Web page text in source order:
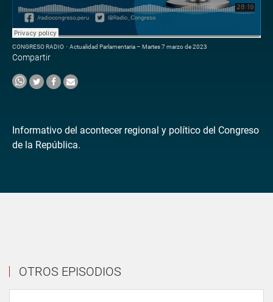
CONGRESO RADIO · Actualidad Parlamentaria – Martes 7 marzo de 2023
Compartir
Informativo del acontecer regional y político del Congreso
de la República.
OTROS EPISODIOS